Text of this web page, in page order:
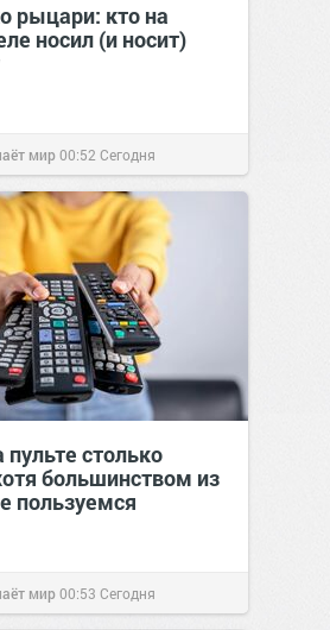
рыцари: кто на
носил (и носит)
мир00:52 Сегодня
столько
большинством из
пользуемся
мир00:53 Сегодня